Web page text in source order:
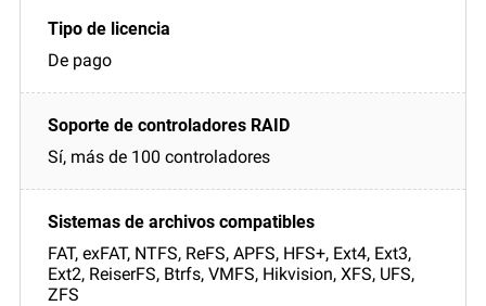
De pago
Sí, más de 100 controladores
FAT, exFAT, NTFS, ReFS, APFS, HFS+, Ext4, Ext3,
Ext2, ReiserFS, Btrfs, VMFS, Hikvision, XFS, UFS,
ZFS